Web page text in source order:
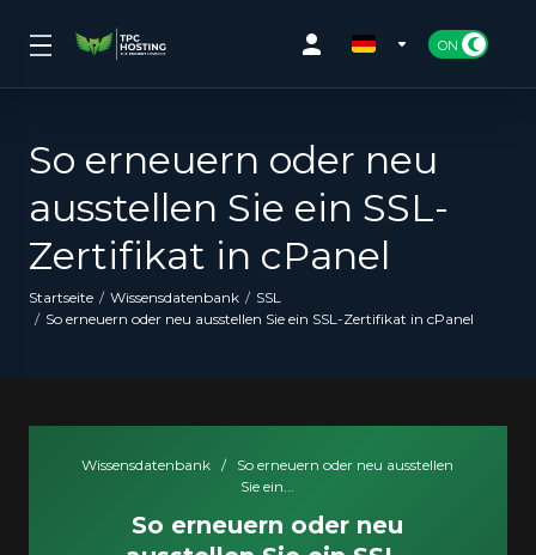
So erneuern oder neu
ausstellen Sie ein SSL-
Zertifikat in cPanel
Startseite Wissensdatenbank
SSL
So erneuern oder neu ausstellen Sie ein SSL-Zertifikat in cPanel
Wissensdatenbank /
So erneuern oder neu ausstellen
Sie ein...
So erneuern oder neu